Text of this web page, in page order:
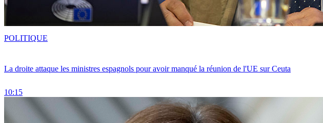
La droite attaque les ministres espagnols pour avoir manqué la réunion de l'UE sur Ceuta
10:15
POLITIQUE